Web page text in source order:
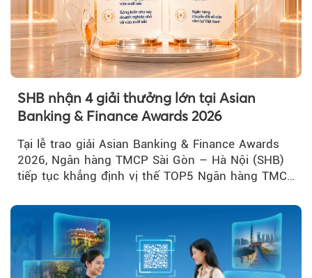
SHB nhận 4 giải thưởng lớn tại Asian
Banking & Finance Awards 2026
Tại lễ trao giải Asian Banking & Finance Awards
2026, Ngân hàng TMCP Sài Gòn – Hà Nội (SHB)
tiếp tục khẳng định vị thế TOP5 Ngân hàng TMCP